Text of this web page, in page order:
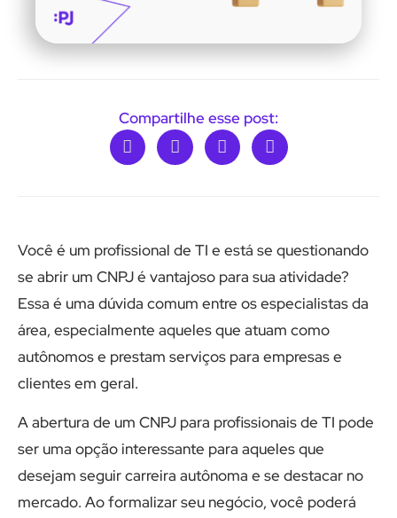
Compartilhe esse post:
Você é um profissional de TI e está se questionando
se abrir um CNPJ é vantajoso para sua atividade?
Essa é uma dúvida comum entre os especialistas da
área, especialmente aqueles que atuam como
autônomos e prestam serviços para empresas e
clientes em geral.
A abertura de um CNPJ para profissionais de TI pode
ser uma opção interessante para aqueles que
desejam seguir carreira autônoma e se destacar no
mercado. Ao formalizar seu negócio, você poderá